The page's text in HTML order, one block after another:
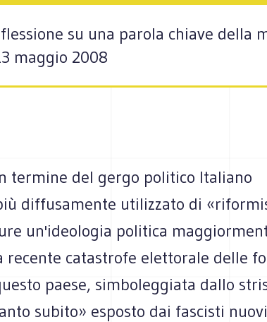
su una parola chiave della
maggio 2008
termine del gergo politico Italiano
diffusamente utilizzato di
un'ideologia politica
recente catastrofe elettorale delle
paese, simboleggiata dallo
subito» esposto dai fascisti